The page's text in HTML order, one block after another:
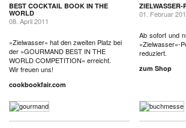
BEST COCKTAIL BOOK IN THE
WORLD
08. April 2011
»Zielwasser« hat den zweiten Platz bei
der »GOURMAND BEST IN THE
WORLD COMPETITION« erreicht.
Wir freuen uns!
cookbookfair.com
ZIELWASSER-
01. Februar
Ab sofort und
reduziert.
zum Shop